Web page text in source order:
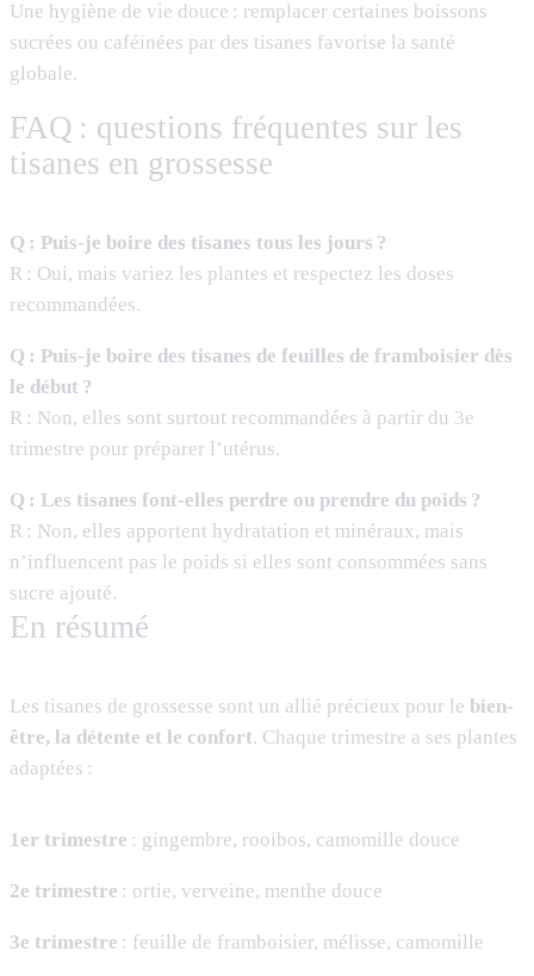
Une hygiène de vie douce : remplacer certaines boissons
sucrées ou caféinées par des tisanes favorise la santé
globale.
FAQ : questions fréquentes sur les
tisanes en grossesse
Q : Puis-je boire des tisanes tous les jours ?
R : Oui, mais variez les plantes et respectez les doses
recommandées.
Q : Puis-je boire des tisanes de feuilles de framboisier dès
le début ?
R : Non, elles sont surtout recommandées à partir du 3e
trimestre pour préparer l’utérus.
Q : Les tisanes font-elles perdre ou prendre du poids ?
R : Non, elles apportent hydratation et minéraux, mais
n’influencent pas le poids si elles sont consommées sans
sucre ajouté.
En résumé
Les tisanes de grossesse sont un allié précieux pour le bien-
être, la détente et le confort. Chaque trimestre a ses plantes
adaptées :
1er trimestre : gingembre, rooibos, camomille douce
2e trimestre : ortie, verveine, menthe douce
3e trimestre : feuille de framboisier, mélisse, camomille